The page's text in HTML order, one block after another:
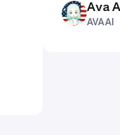
AVAAI Ava
AVAAI